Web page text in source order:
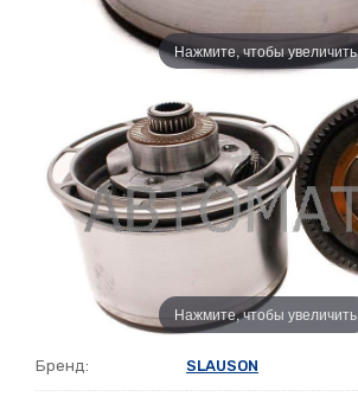
Нажмите, чтобы увеличить
Нажмите, чтобы увеличить
Бренд: SLAUSON